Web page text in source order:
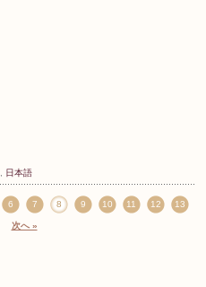
日本語
6 7 8 9 10 11 12 13
次へ »